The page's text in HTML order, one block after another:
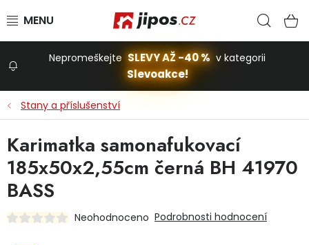
Stavba a dům
Dílna
Nepromeškejte SLEVY AŽ -40 % v kategorii
Slevoakce!
Stany a příslušenství
Karimatka samonafukovací
185x50x2,55cm černá BH 41970
BASS
Neohodnoceno Podrobnosti hodnocení